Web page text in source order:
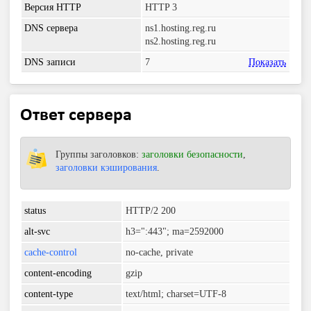
Версия HTTP
HTTP 3
DNS сервера
ns1.hosting.reg.ru
ns2.hosting.reg.ru
DNS записи
7 Показать
Ответ сервера
Группы заголовков:заголовки безопасности
заголовки кэширования
status
HTTP/2 200
alt-svc
h3=":443"; ma=2592000
cache-control
no-cache, private
content-encoding
gzip
content-type
text/html; charset=UTF-8